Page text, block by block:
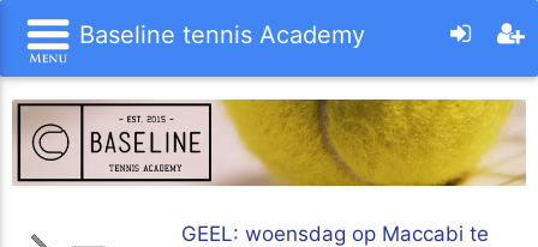
Baseline tennis Academy
GEEL: woensdag op Maccabi te